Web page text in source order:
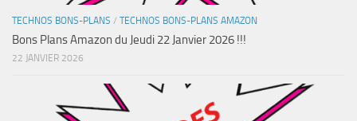
TECHNOS BONS-PLANS / TECHNOS BONS-PLANS AMAZON
Bons Plans Amazon du Jeudi 22 Janvier 2026 !!!
22 JANVIER 2026